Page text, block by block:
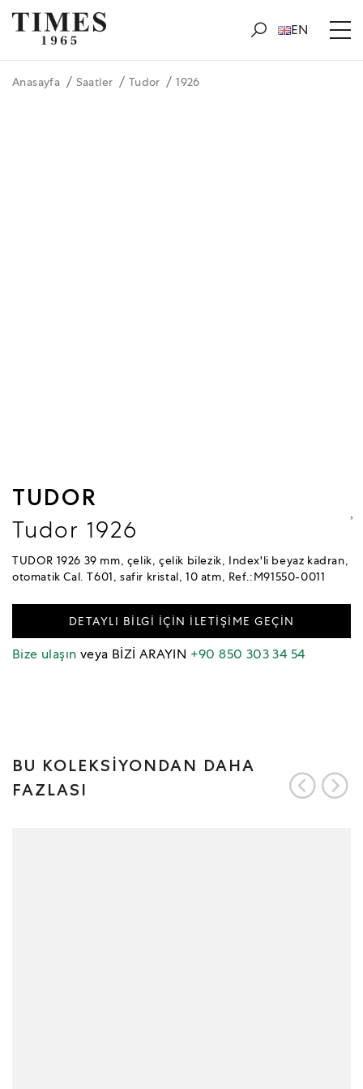
EN
Anasayfa Saatler Tudor 1926
TUDOR
Tudor 1926
TUDOR 1926 39 mm, çelik, çelik bilezik, Index'li beyaz kadran,
otomatik Cal. T601, safir kristal, 10 atm, Ref.:M91550-0011
DETAYLI BİLGİ İÇİN İLETİŞİME GEÇİN
Bize ulaşın veya BİZİ ARAYIN +90 850 303 34 54
BU KOLEKSİYONDAN DAHA
FAZLASI